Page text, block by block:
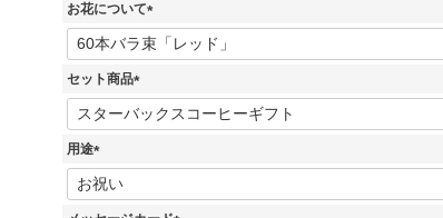
お花について
(
必
セット商品
(
必
用途
(
必
須